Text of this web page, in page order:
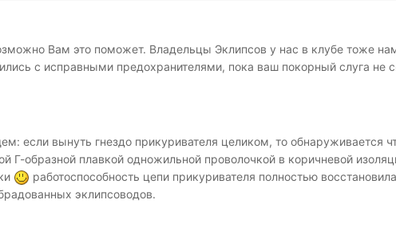
Вам это поможет. Владельцы Эклипсов у нас в клубе тоже
с исправными предохранителями, пока ваш покорный слуга не
если вынуть гнездо прикуривателя целиком, то обнаруживается
Г-образной плавкой одножильной проволочкой в коричневой
работоспособность цепи прикуривателя полностью
эклипсоводов.